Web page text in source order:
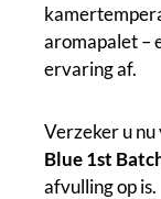
aromapalet –
ervaring af.
Verzeker u nu
Blue 1st
afvulling op is.